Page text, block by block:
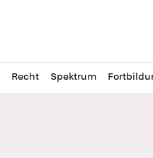
Recht Spektrum